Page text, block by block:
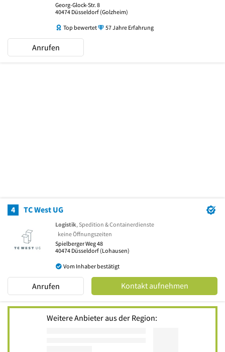
Georg-Glock-Str. 8
40474 Düsseldorf (Golzheim)
Top bewertet 57 Jahre Erfahrung
Anrufen
4 TC West UG
Logistik, Spedition & Containerdienste
keine Öffnungszeiten
Spielberger Weg 48
40474 Düsseldorf (Lohausen)
Vom Inhaber bestätigt
Anrufen Kontakt aufnehmen
Weitere Anbieter aus der Region: